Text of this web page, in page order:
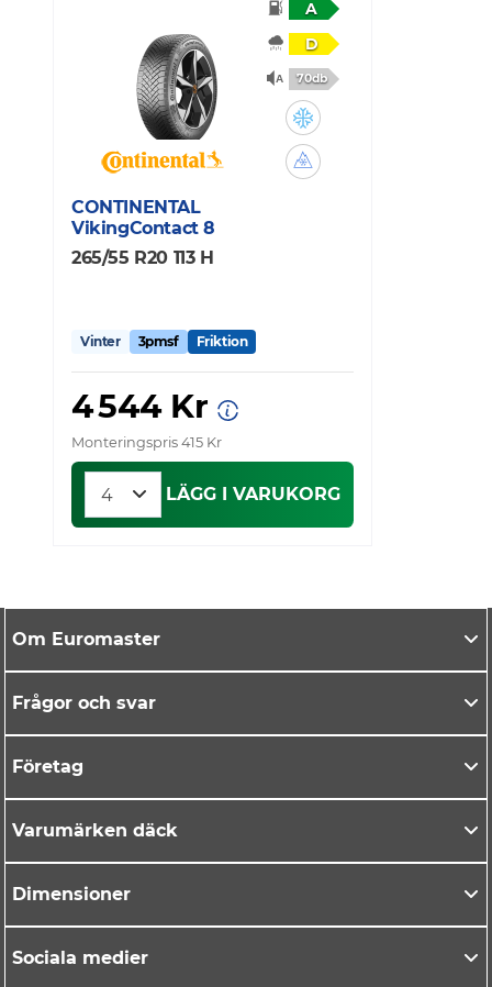
A
D
70db
CONTINENTAL
VikingContact 8
265/55 R20 113 H
Vinter 3pmsf Friktion
4 544 Kr
Monteringspris 415 Kr
LÄGG I VARUKORG
Om Euromaster
Frågor och svar
Företag
Varumärken däck
Dimensioner
Sociala medier